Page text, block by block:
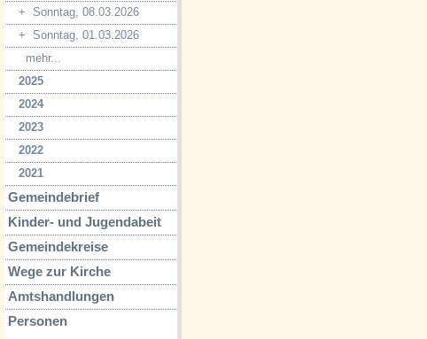
+ Sonntag, 08.03.2026
+ Sonntag, 01.03.2026
mehr...
2025
2024
2023
2022
2021
Gemeindebrief
Kinder- und Jugendabeit
Gemeindekreise
Wege zur Kirche
Amtshandlungen
Personen